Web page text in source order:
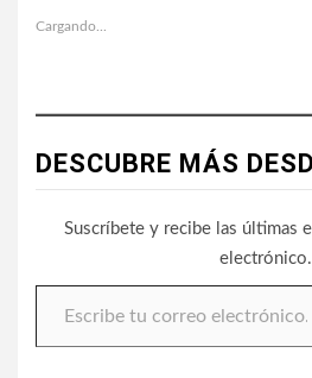
Cargando...
DESCUBRE MÁS
Suscríbete y recibe las últimas
electrónico.
Escribe tu correo electrónico…